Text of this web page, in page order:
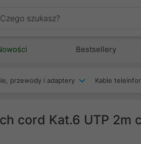
Bestsellery
przewody i adaptery Kable
cord Kat.6 UTP 2m